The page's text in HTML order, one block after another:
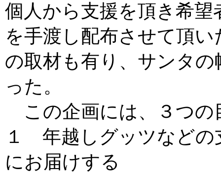
個人から支援を頂き希
を手渡し配布させて頂
の取材も有り、サンタ
った。
この企画には、３つの
１ 年越しグッツなどの
にお届けする